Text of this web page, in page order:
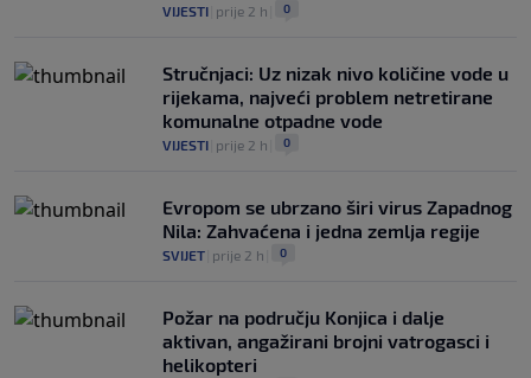
VIJESTI prije 2 h 0
Stručnjaci: Uz nizak nivo količine vode u
rijekama, najveći problem netretirane
komunalne otpadne vode
VIJESTI prije 2 h 0
Evropom se ubrzano širi virus Zapadnog
Nila: Zahvaćena i jedna zemlja regije
SVIJET prije 2 h 0
Požar na području Konjica i dalje
aktivan, angažirani brojni vatrogasci i
helikopteri